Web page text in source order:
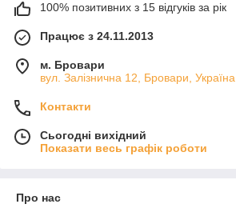
100% позитивних з 15 відгуків за рік
Працює з 24.11.2013
м. Бровари
вул. Залізнична 12, Бровари, Україна
Контакти
Сьогодні вихідний
Показати весь графік роботи
Про нас